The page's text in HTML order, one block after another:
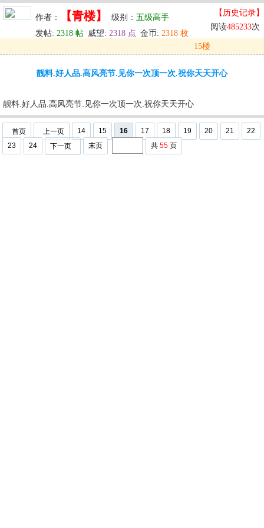
作者： 【青楼】 级别： 五级高手
发帖: 2318 帖 威望: 2318 点 金币: 2318 枚
【历史记录】
阅读485233次
15楼
编辑 u
靓料.好人品.高风亮节.见你一次顶一次.祝你天天开心
靓料.好人品.高风亮节.见你一次顶一次.祝你天天开心
首页 上一页 14 15 16 17 18 19 20 21
22
23
24 下一页 末页 共 55 页